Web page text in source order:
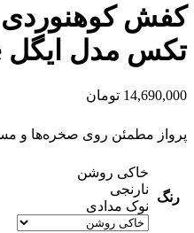
کفش کوهنوردی
تکس مدل ایگل Eagle
14,690,000 تومان
پرواز مطمئن روی صخره‌ها و
رنگ
خاکی روشن
نارنجی
نوک مدادی